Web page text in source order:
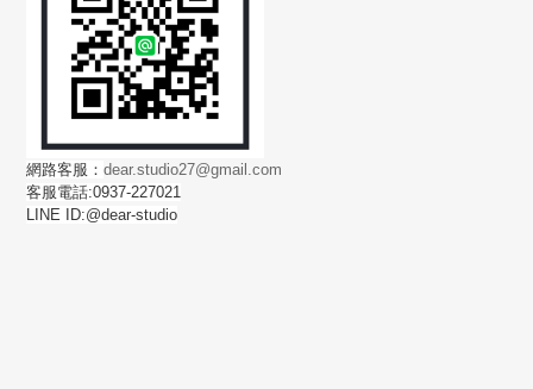
網路客服：dear.studio27@gmail.com
客服電話:0937-227021
LINE ID:@dear-studio